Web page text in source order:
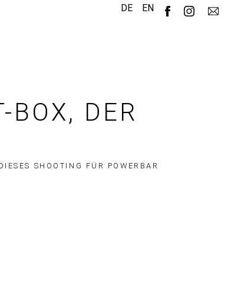
DE EN
BOX, DER
SHOOTING FÜR POWERBAR